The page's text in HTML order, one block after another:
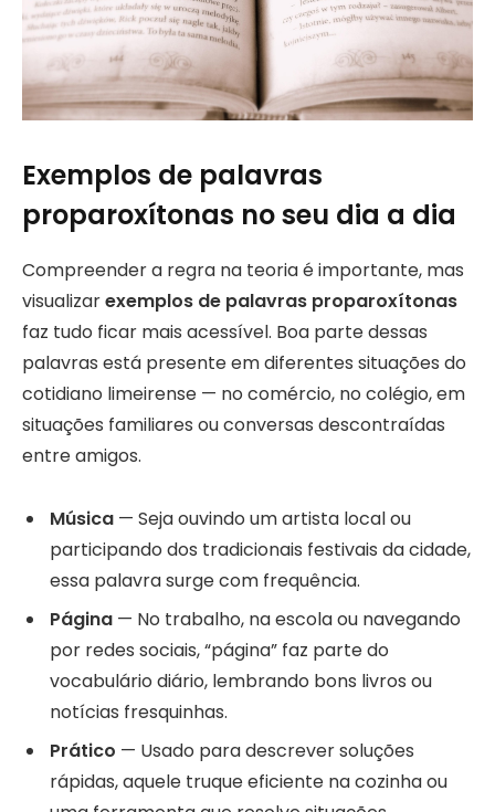
Exemplos de palavras
proparoxítonas no seu dia a dia
Compreender a regra na teoria é importante, mas
visualizarexemplos de palavras proparoxítonas
faz tudo ficar mais acessível. Boa parte dessas
palavras está presente em diferentes situações do
cotidiano limeirense — no comércio, no colégio, em
situações familiares ou conversas descontraídas
entre amigos.
Música — Seja ouvindo um artista local ou
participando dos tradicionais festivais da cidade,
essa palavra surge com frequência.
Página — No trabalho, na escola ou navegando
por redes sociais, “página” faz parte do
vocabulário diário, lembrando bons livros ou
notícias fresquinhas.
Prático — Usado para descrever soluções
rápidas, aquele truque eficiente na cozinha ou